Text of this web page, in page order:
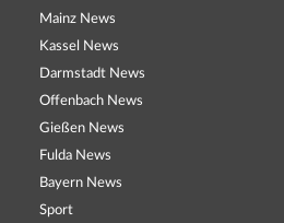
Mainz News
Kassel News
Darmstadt News
Offenbach News
Gießen News
Fulda News
Bayern News
Sport